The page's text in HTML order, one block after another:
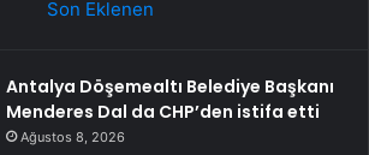
Son Eklenen
Antalya Döşemealtı Belediye Başkanı
Menderes Dal da CHP’den istifa etti
Ağustos 8, 2026